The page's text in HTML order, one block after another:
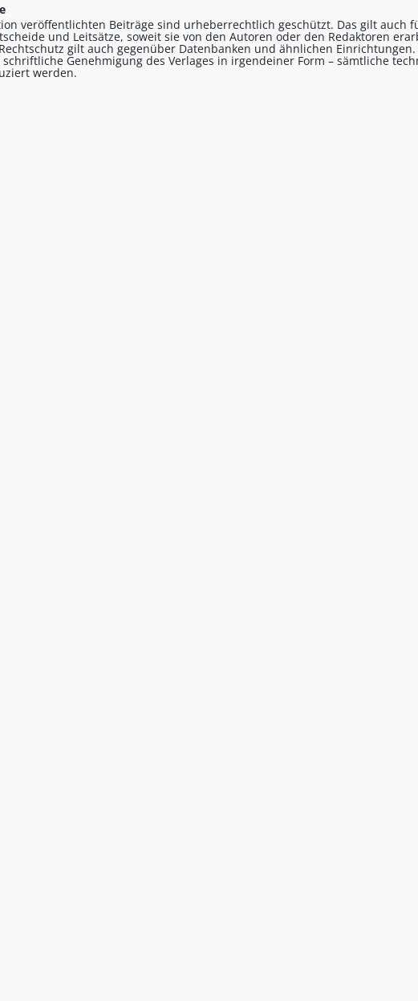
veröffentlichten Beiträge sind urheberrechtlich geschützt. Das gilt auch
und Leitsätze, soweit sie von den Autoren oder den Redaktoren
gilt auch gegenüber Datenbanken und ähnlichen
Genehmigung des Verlages in irgendeiner Form – sämtliche
werden.